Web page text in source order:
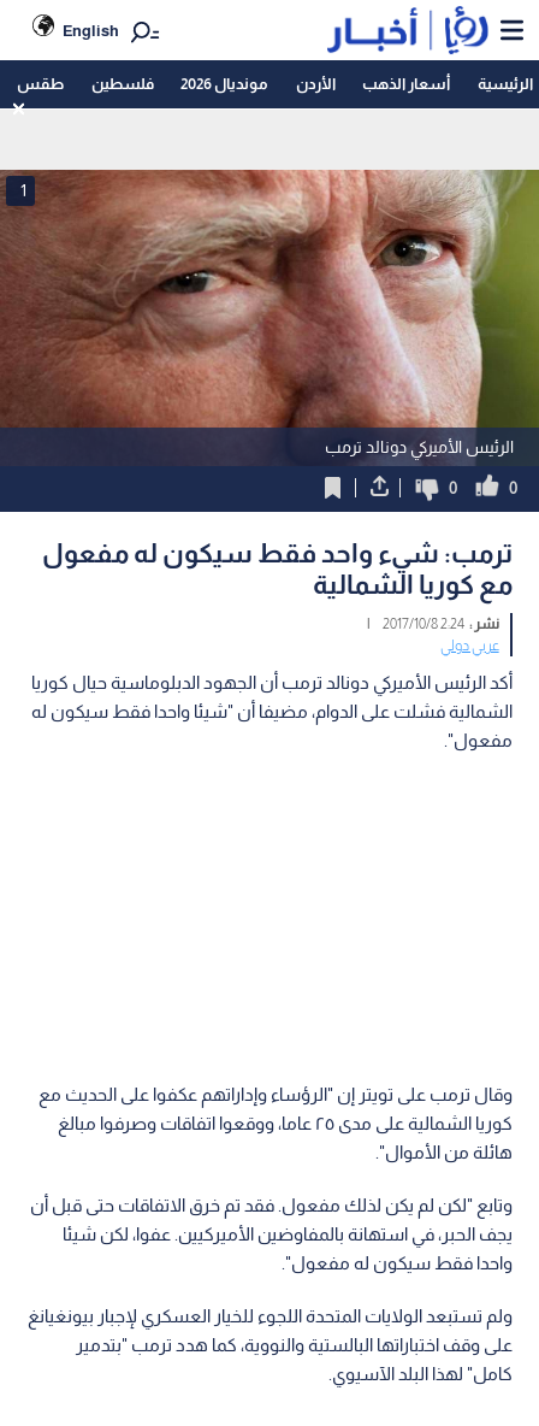
English
الرئيسية أسعار الذهب الأردن مونديال 2026 فلسطين طقس
الرئيس الأميركي دونالد ترمب
1
0
0
ترمب: شيء واحد فقط سيكون له مفعول
مع كوريا الشمالية
نشر :2:24 2017/10/8
|
عربي دولي
أكد الرئيس الأميركي دونالد ترمب أن الجهود الدبلوماسية حيال كوريا
الشمالية فشلت على الدوام، مضيفا أن "شيئا واحدا فقط سيكون له
مفعول".
وقال ترمب على تويتر إن "الرؤساء وإداراتهم عكفوا على الحديث مع
كوريا الشمالية على مدى ٢٥ عاما، ووقعوا اتفاقات وصرفوا مبالغ
هائلة من الأموال".
وتابع "لكن لم يكن لذلك مفعول. فقد تم خرق الاتفاقات حتى قبل أن
يجف الحبر، في استهانة بالمفاوضين الأميركيين. عفوا، لكن شيئا
واحدا فقط سيكون له مفعول".
ولم تستبعد الولايات المتحدة اللجوء للخيار العسكري لإجبار بيونغيانغ
على وقف اختباراتها البالستية والنووية، كما هدد ترمب "بتدمير
كامل" لهذا البلد الآسيوي.